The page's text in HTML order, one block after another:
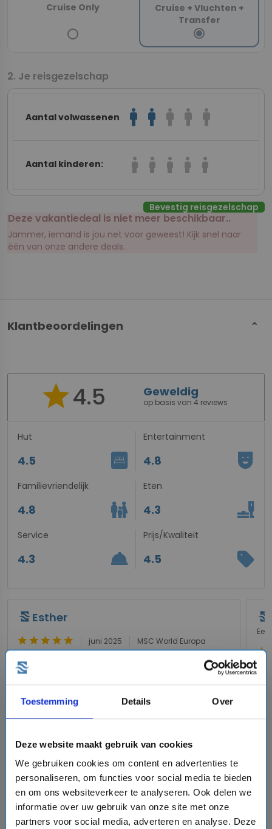
Toestemming Details Over
Deze website maakt gebruik van cookies
We gebruiken cookies om content en advertenties te
personaliseren, om functies voor social media te bieden
en om ons websiteverkeer te analyseren. Ook delen we
informatie over uw gebruik van onze site met onze
partners voor social media, adverteren en analyse. Deze
Cruise Only
Cruise + Vluchten +
Transfer
Je reisgezelschap
Aantal volwassenen man man man man man
Aantal kinderen: boy boy boy boy boy
Bevestig reisgezelschap
Deze vakantiedeal is niet meer beschikbaar..
Jammer, iemand is jou net voor geweest! Kijk snel naar
één van onze andere deals.
Klantbeoordelingen
star4.5 Geweldig
op basis van 4 reviews
Hut
4.5 bedroom_parent
Entertainment
4.8 comedy_mask
Familievriendelijk
4.8 family_restroom
Eten
4.3 brunch_dining
Service
4.3 room_service
Prijs/Kwaliteit
4.5 sell
Esther
starstarstarstarstar juni 2025 MSC World Europa
Vervelen zal je hier niet!
Wat een immens schip! Vriendelijk personeel en
het menu is elke dag weer anders. De apple
crumble specifiek is een echte aanrader. De
theater shows zijn van goede kwaliteit, vooral de
acrobatische. Daarnaast zijn er nog genoeg
binnen als buiten. De Aurea buitenhut had een
raam van plafond tot grond en het raam kon
open, heerlijk! Ga je met kinderen, of hou je zelf
ook wel van een glijbaan, de drop slide is heel
gaaf!
star